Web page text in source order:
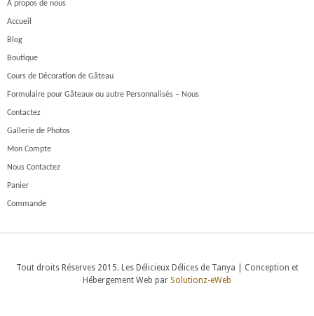
À propos de nous
Accueil
Blog
Boutique
Cours de Décoration de Gâteau
Formulaire pour Gâteaux ou autre Personnalisés – Nous
Contactez
Gallerie de Photos
Mon Compte
Nous Contactez
Panier
Commande
Tout droits Réserves 2015. Les Délicieux Délices de Tanya | Conception et
Hébergement Web par Solutionz-eWeb